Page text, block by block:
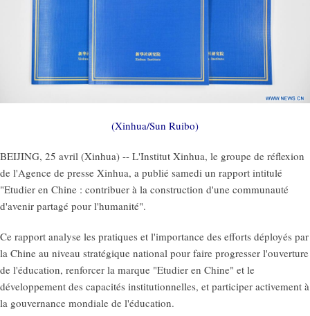
(Xinhua/Sun Ruibo)
BEIJING, 25 avril (Xinhua) -- L'Institut Xinhua, le groupe de réflexion
de l'Agence de presse Xinhua, a publié samedi un rapport intitulé
"Etudier en Chine : contribuer à la construction d'une communauté
d'avenir partagé pour l'humanité".
Ce rapport analyse les pratiques et l'importance des efforts déployés par
la Chine au niveau stratégique national pour faire progresser l'ouverture
de l'éducation, renforcer la marque "Etudier en Chine" et le
développement des capacités institutionnelles, et participer activement à
la gouvernance mondiale de l'éducation.